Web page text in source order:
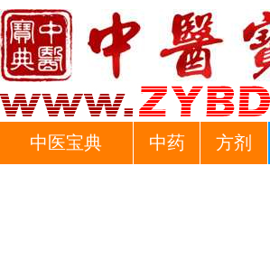
中医宝典 中药 方剂